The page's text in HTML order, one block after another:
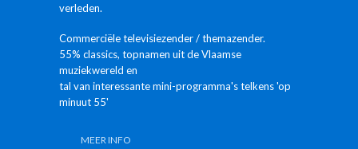
verleden.
Commerciële televisiezender / themazender.
55% classics, topnamen uit de Vlaamse
muziekwereld en
tal van interessante mini-programma's telkens 'op
minuut 55'
MEER INFO